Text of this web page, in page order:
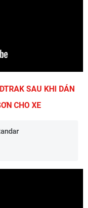
SAU KHI DÁN
CHO XE